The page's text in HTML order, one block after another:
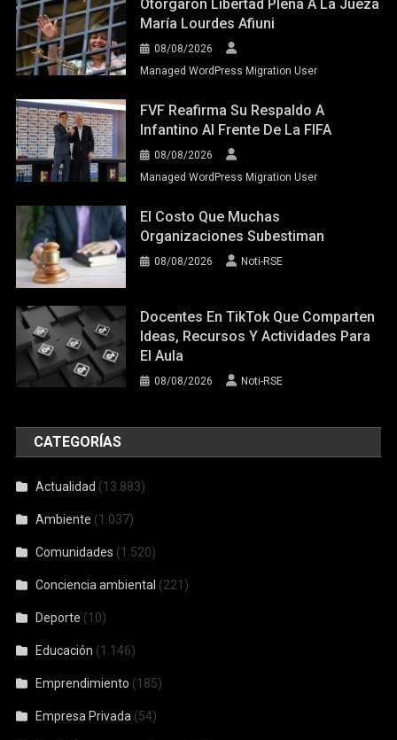
Otorgaron Libertad Plena A La Jueza
María Lourdes Afiuni
08/08/2026
Managed WordPress Migration User
FVF Reafirma Su Respaldo A
Infantino Al Frente De La FIFA
08/08/2026
Managed WordPress Migration User
El Costo Que Muchas
Organizaciones Subestiman
08/08/2026 Noti-RSE
Docentes En TikTok Que Comparten
Ideas, Recursos Y Actividades Para
El Aula
08/08/2026 Noti-RSE
CATEGORÍAS
Actualidad (13.883)
Ambiente (1.037)
Comunidades (1.520)
Conciencia ambiental (221)
Deporte (10)
Educación (1.146)
Emprendimiento (185)
Empresa Privada (54)